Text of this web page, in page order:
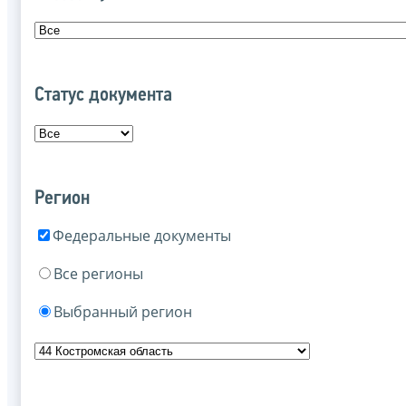
Статус документа
Регион
Федеральные документы
Все регионы
Выбранный регион